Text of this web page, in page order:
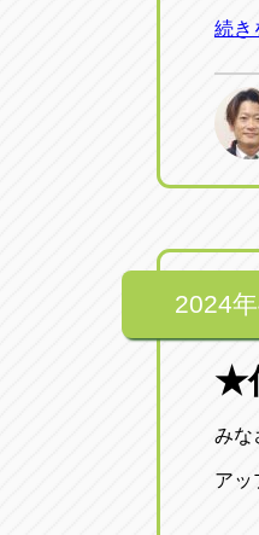
続き
2024
★
みな
アッ